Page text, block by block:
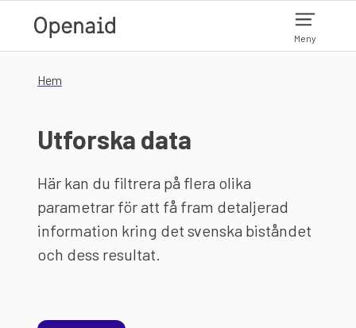
Meny
Hem
Utforska data
Här kan du filtrera på flera olika
parametrar för att få fram detaljerad
information kring det svenska biståndet
och dess resultat.